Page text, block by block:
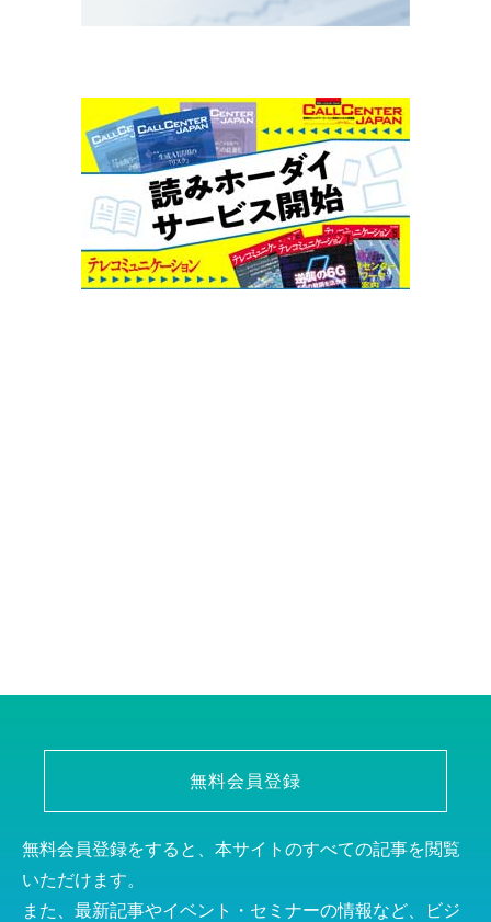
無料会員登録
無料会員登録をすると、本サイトのすべての記事を閲覧
いただけます。
また、最新記事やイベント・セミナーの情報など、ビジ